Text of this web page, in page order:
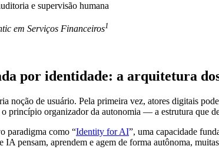
e supervisão humana
em Serviços Financeiros1
por identidade: a arquitetura
noção de usuário. Pela primeira vez, atores digitais
princípio organizador da autonomia — a estrutura que
paradigma como “Identity for AI”, uma capacidade
IA pensam, aprendem e agem de forma autônoma,